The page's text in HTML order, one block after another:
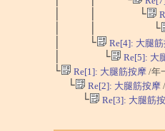
│ │ └
│ │ └
│ └ Re[4]: 大腿
│ └ Re[5]: 大
└ Re[1]: 大腿筋按摩/年
└ Re[2]: 大腿筋按摩/
└ Re[3]: 大腿筋